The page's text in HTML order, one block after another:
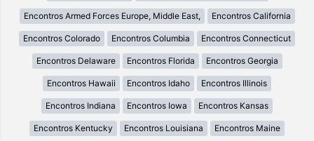
Encontros Armed Forces Europe, Middle East, Encontros California
Encontros Colorado Encontros Columbia Encontros Connecticut
Encontros Delaware Encontros Florida Encontros Georgia
Encontros Hawaii Encontros Idaho Encontros Illinois
Encontros Indiana Encontros Iowa Encontros Kansas
Encontros Kentucky Encontros Louisiana Encontros Maine